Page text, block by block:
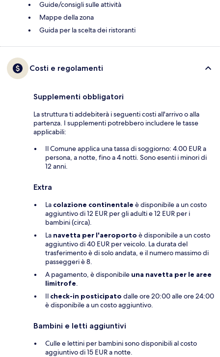
Guide/consigli sulle attività
Mappe della zona
Guida per la scelta dei ristoranti
Costi e regolamenti
Supplementi obbligatori
La struttura ti addebiterà i seguenti costi all'arrivo o alla
partenza. I supplementi potrebbero includere le tasse
applicabili:
Il Comune applica una tassa di soggiorno: 4.00 EUR a
persona, a notte, fino a 4 notti. Sono esenti i minori di
12 anni.
Extra
La colazione continentale è disponibile a un costo
aggiuntivo di 12 EUR per gli adulti e 12 EUR per i
bambini (circa).
La navetta per l'aeroporto è disponibile a un costo
aggiuntivo di 40 EUR per veicolo. La durata del
trasferimento è di solo andata, e il numero massimo di
passeggeri è 8.
A pagamento, è disponibile una navetta per le aree
limitrofe.
Il check-in posticipato dalle ore 20:00 alle ore 24:00
è disponibile a un costo aggiuntivo.
Bambini e letti aggiuntivi
Culle e lettini per bambini sono disponibili al costo
aggiuntivo di 15 EUR a notte.